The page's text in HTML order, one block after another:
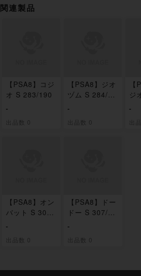
関連製品
【PSA8】コジ
オ S 283/190
-
出品数 0
【PSA8】ジオ
ヅム S 284/19
-
出品数 0
ジ
-
出
【PSA8】オン
バット S 302/
-
出品数 0
【PSA8】ドー
ドー S 307/19
-
出品数 0